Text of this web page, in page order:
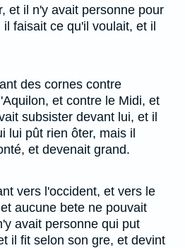
et il n'y avait personne pour
faisait ce qu'il voulait, et il
des cornes contre
et contre le Midi, et
subsister devant lui, et il
lui pût rien ôter, mais il
et devenait grand.
vers l'occident, et vers le
aucune bete ne pouvait
avait personne qui put
il fit selon son gre, et devint